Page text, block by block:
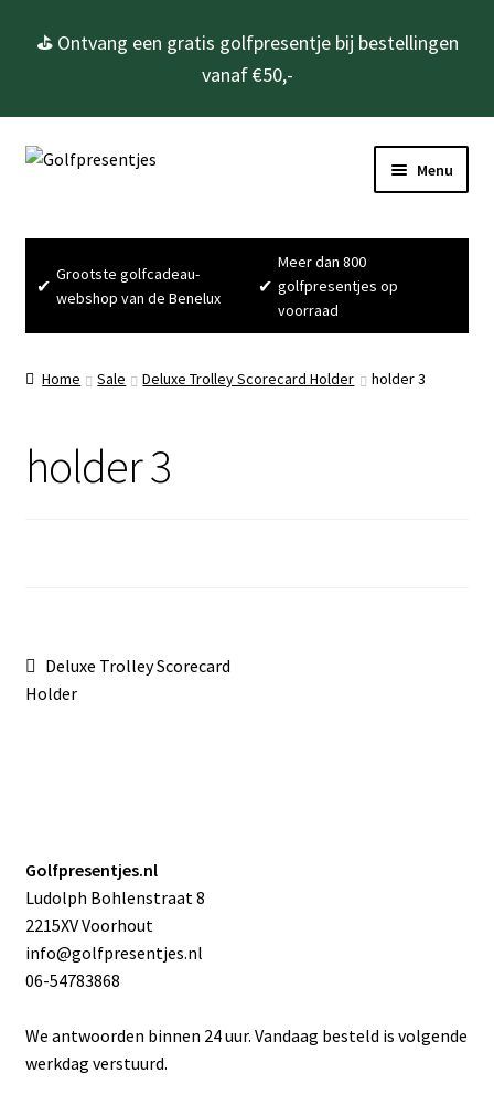
⛳ Ontvang een gratis golfpresentje bij bestellingen
vanaf €50,-
Ga
navigatie
Ga
inhoud
Menu
Golfcadeau’s
Golfbenodigdheden
Cadeausets
✔
Grootste golfcadeau-
webshop van de Benelux
✔
Meer dan 800
golfpresentjes op
voorraad
Home Sale Deluxe Trolley Scorecard Holder holder 3
holder 3
Bericht
navigatie
Vorig
bericht:
Deluxe Trolley Scorecard
Holder
Golfpresentjes.nl
Ludolph Bohlenstraat 8
2215XV Voorhout
info@golfpresentjes.nl
06-54783868
We antwoorden binnen 24 uur. Vandaag besteld is volgende
werkdag verstuurd.